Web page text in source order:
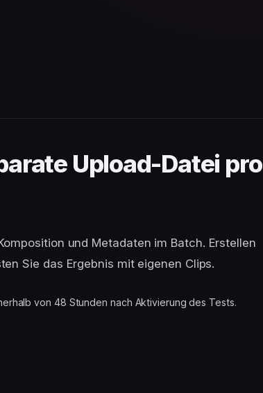
Upload-Datei pro
und Metadaten im Batch. Erstellen
Sie das Ergebnis mit eigenen Clips.
von 48 Stunden nach Aktivierung des Tests.